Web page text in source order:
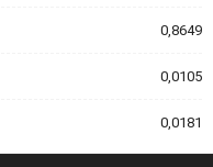
0,8649
0,0105
0,0181